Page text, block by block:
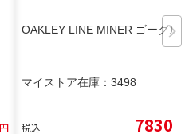
円
OAKLEY LINE MINER ゴーグル
マイストア在庫： 3498
税込 7830